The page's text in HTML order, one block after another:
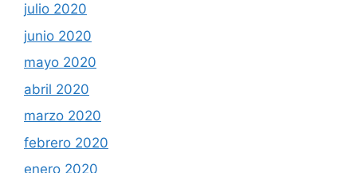
julio 2020
junio 2020
mayo 2020
abril 2020
marzo 2020
febrero 2020
enero 2020